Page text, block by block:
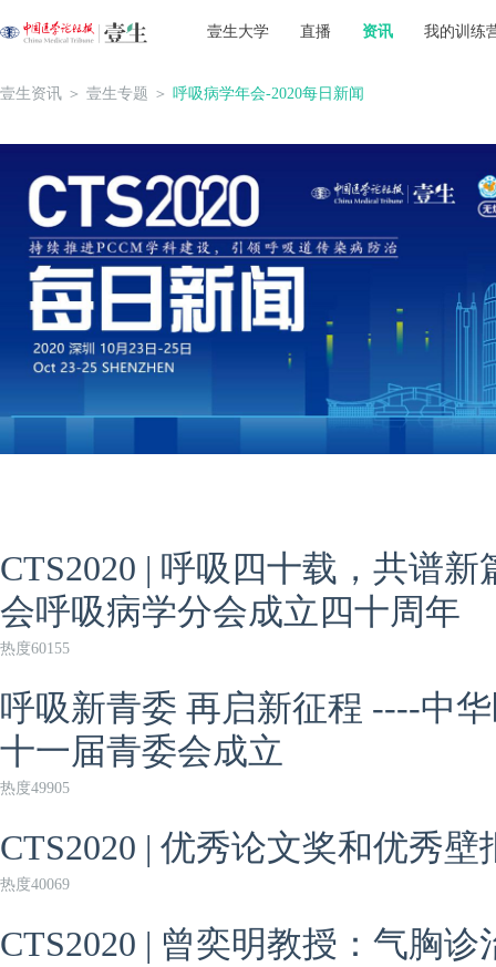
壹生大学 直播 资讯 我的训练
壹生资讯 ＞ 壹生专题 ＞ 呼吸病学年会-2020每日新闻
CTS2020 | 呼吸四十载，共谱
会呼吸病学分会成立四十周年
热度60155
呼吸新青委 再启新征程 ----中
十一届青委会成立
热度49905
CTS2020 | 优秀论文奖和优秀
热度40069
CTS2020 | 曾奕明教授：气胸